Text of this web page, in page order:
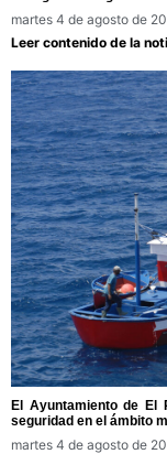
martes 4 de agosto de
Leer contenido de la
El Ayuntamiento de El
seguridad en el ámbito
martes 4 de agosto de